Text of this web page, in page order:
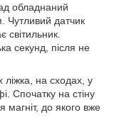
обладнаний
Чутливий датчик
світильник.
секунд, після не
на сходах, у
Спочатку на стіну
магніт, до якого вже